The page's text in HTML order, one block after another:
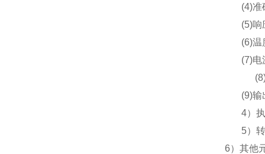
(4)准
(5)响
(6)
(7)电
(9)输
4）
5）
6）其他